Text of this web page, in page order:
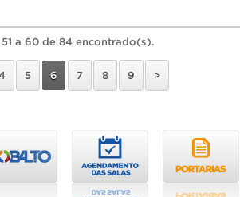
a 60 de 84 encontrado(s).
5 6 7 8 9 >